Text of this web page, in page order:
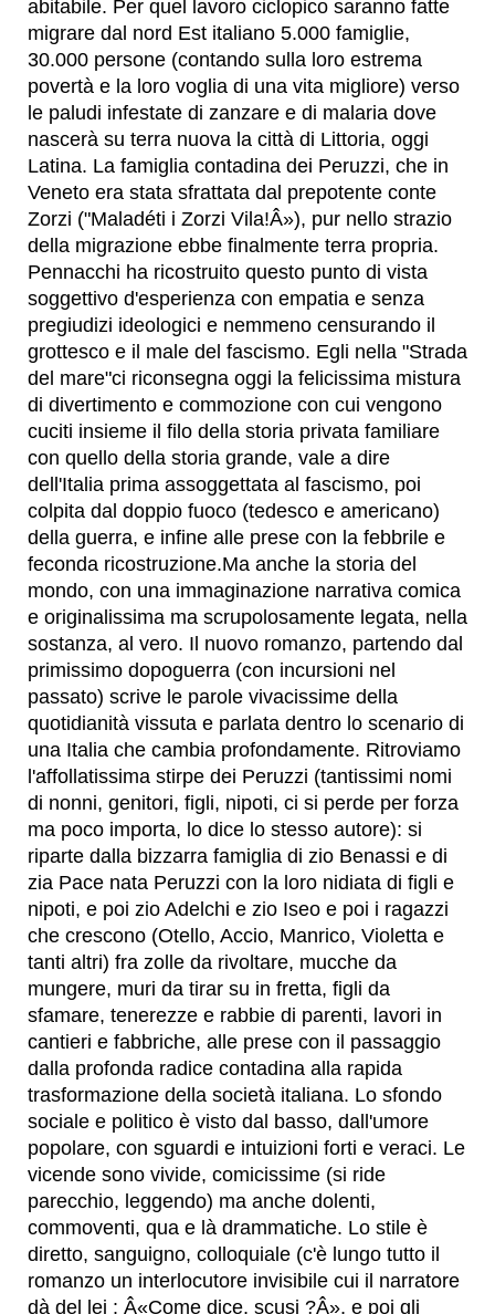
abitabile. Per quel lavoro ciclopico saranno fatte
migrare dal nord Est italiano 5.000 famiglie,
30.000 persone (contando sulla loro estrema
povertà e la loro voglia di una vita migliore) verso
le paludi infestate di zanzare e di malaria dove
nascerà su terra nuova la città di Littoria, oggi
Latina. La famiglia contadina dei Peruzzi, che in
Veneto era stata sfrattata dal prepotente conte
Zorzi ("Maladéti i Zorzi Vila!Â»), pur nello strazio
della migrazione ebbe finalmente terra propria.
Pennacchi ha ricostruito questo punto di vista
soggettivo d'esperienza con empatia e senza
pregiudizi ideologici e nemmeno censurando il
grottesco e il male del fascismo. Egli nella "Strada
del mare"ci riconsegna oggi la felicissima mistura
di divertimento e commozione con cui vengono
cuciti insieme il filo della storia privata familiare
con quello della storia grande, vale a dire
dell'Italia prima assoggettata al fascismo, poi
colpita dal doppio fuoco (tedesco e americano)
della guerra, e infine alle prese con la febbrile e
feconda ricostruzione.Ma anche la storia del
mondo, con una immaginazione narrativa comica
e originalissima ma scrupolosamente legata, nella
sostanza, al vero. Il nuovo romanzo, partendo dal
primissimo dopoguerra (con incursioni nel
passato) scrive le parole vivacissime della
quotidianità vissuta e parlata dentro lo scenario di
una Italia che cambia profondamente. Ritroviamo
l'affollatissima stirpe dei Peruzzi (tantissimi nomi
di nonni, genitori, figli, nipoti, ci si perde per forza
ma poco importa, lo dice lo stesso autore): si
riparte dalla bizzarra famiglia di zio Benassi e di
zia Pace nata Peruzzi con la loro nidiata di figli e
nipoti, e poi zio Adelchi e zio Iseo e poi i ragazzi
che crescono (Otello, Accio, Manrico, Violetta e
tanti altri) fra zolle da rivoltare, mucche da
mungere, muri da tirar su in fretta, figli da
sfamare, tenerezze e rabbie di parenti, lavori in
cantieri e fabbriche, alle prese con il passaggio
dalla profonda radice contadina alla rapida
trasformazione della società italiana. Lo sfondo
sociale e politico è visto dal basso, dall'umore
popolare, con sguardi e intuizioni forti e veraci. Le
vicende sono vivide, comicissime (si ride
parecchio, leggendo) ma anche dolenti,
commoventi, qua e là drammatiche. Lo stile è
diretto, sanguigno, colloquiale (c'è lungo tutto il
romanzo un interlocutore invisibile cui il narratore
dà del lei : Â«Come dice, scusi ?Â», e poi gli